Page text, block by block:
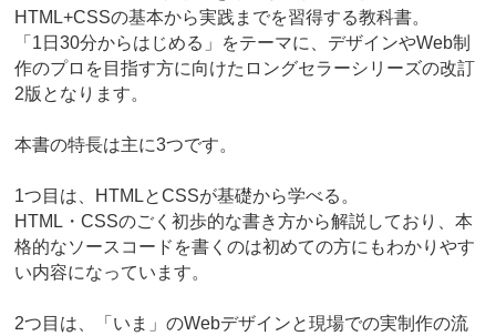
HTML+CSSの基本から実践までを習得する教科書。
「1日30分からはじめる」をテーマに、デザインやWeb制
作のプロを目指す方に向けたロングセラーシリーズの改訂
2版となります。
本書の特長は主に3つです。
1つ目は、HTMLとCSSが基礎から学べる。
HTML・CSSのごく初歩的な書き方から解説しており、本
格的なソースコードを書くのは初めての方にもわかりやす
い内容になっています。
2つ目は、「いま」のWebデザインと現場での実制作の流